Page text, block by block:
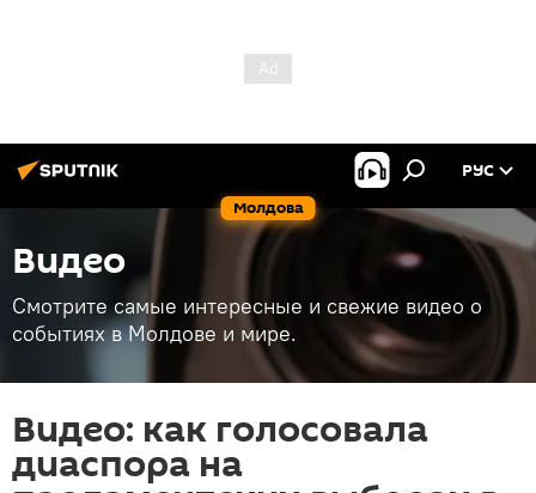
Молдова
РУС
Видео
Смотрите самые интересные и свежие видео о
событиях в Молдове и мире.
Видео: как голосовала
диаспора на